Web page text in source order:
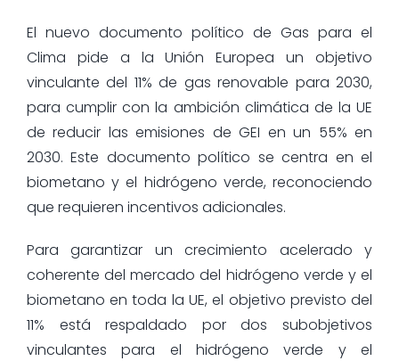
El nuevo documento político de Gas para el
Clima pide a la Unión Europea un objetivo
vinculante del 11% de gas renovable para 2030,
para cumplir con la ambición climática de la UE
de reducir las emisiones de GEI en un 55% en
2030. Este documento político se centra en el
biometano y el hidrógeno verde, reconociendo
que requieren incentivos adicionales.
Para garantizar un crecimiento acelerado y
coherente del mercado del hidrógeno verde y el
biometano en toda la UE, el objetivo previsto del
11% está respaldado por dos subobjetivos
vinculantes para el hidrógeno verde y el